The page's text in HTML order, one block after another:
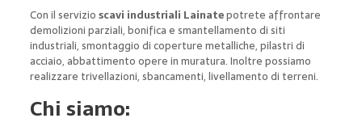
Con il servizioscavi industriali Lainatepotrete affrontare
demolizioni parziali, bonifica e smantellamento di siti
industriali, smontaggio di coperture metalliche, pilastri di
acciaio, abbattimento opere in muratura. Inoltre possiamo
realizzare trivellazioni, sbancamenti, livellamento di terreni.
Chi siamo: